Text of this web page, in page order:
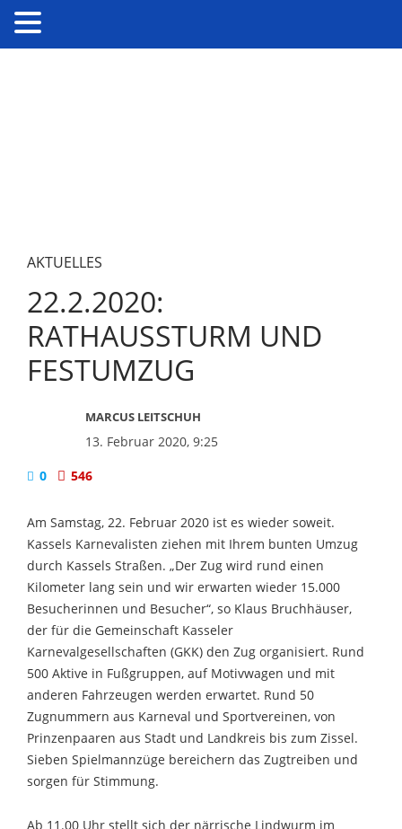
AKTUELLES
22.2.2020:
RATHAUSSTURM UND
FESTUMZUG
MARCUS LEITSCHUH
13. Februar 2020, 9:25
0
546
Am Samstag, 22. Februar 2020 ist es wieder soweit.
Kassels Karnevalisten ziehen mit Ihrem bunten Umzug
durch Kassels Straßen. „Der Zug wird rund einen
Kilometer lang sein und wir erwarten wieder 15.000
Besucherinnen und Besucher“, so Klaus Bruchhäuser,
der für die Gemeinschaft Kasseler
Karnevalgesellschaften (GKK) den Zug organisiert. Rund
500 Aktive in Fußgruppen, auf Motivwagen und mit
anderen Fahrzeugen werden erwartet. Rund 50
Zugnummern aus Karneval und Sportvereinen, von
Prinzenpaaren aus Stadt und Landkreis bis zum Zissel.
Sieben Spielmannzüge bereichern das Zugtreiben und
sorgen für Stimmung.
Ab 11.00 Uhr stellt sich der närrische Lindwurm im